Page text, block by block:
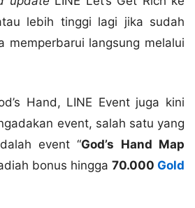
lebih tinggi lagi jika sudah
memperbarui langsung melalui
Hand, LINE Event juga kini
event, salah satu yang
event “God’s Hand Map
bonus hingga 70.000 Gold